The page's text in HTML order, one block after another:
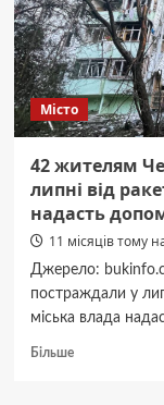
кінотеатру
“Чернівці”
і
встановлять
поруч
мініатюрну
синагогу
Місто
42 жителям
липні від
надасть
11 місяців тому
Джерело:
постраждали у
міська влада
БільшеДокладніше